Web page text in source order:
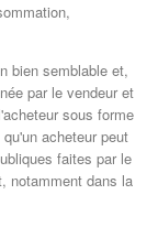
bien semblable et,
par le vendeur et
sous forme
acheteur peut
faites par le
notamment dans la